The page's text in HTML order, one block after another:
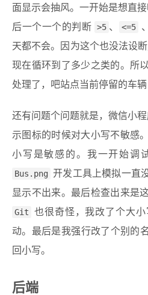
面显示会抽风。一开始是想直
后一个一个的判断 >5 、 <=5 、
天都不会。因为这个也没法设
现在循环到了多少之类的。所
处理了，吧站点当前停留的车辆
还有问题个问题就是，微信小
示图标的时候对大小写不敏感
小写是敏感的。我一开始调
Bus.png 开发工具上模拟一直
显示不出来。最后检查出来是
Git
也很奇怪，我改了个大
动。最后是我强行改了个别的
回小写。
后端